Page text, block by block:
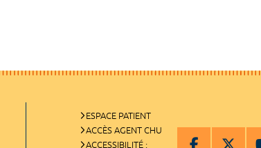
ESPACE PATIENT
ACCÈS AGENT CHU
ACCESSIBILITÉ :